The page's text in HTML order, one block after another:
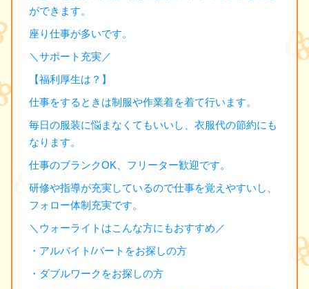
ができます。
座り仕事が多いです。
＼サポート充実／
【福利厚生は？】
仕事をするときは制服や作業着を着て行います。
毎日の服装に悩まなくてもいいし、衣服代の節約にも
なります。
仕事のブランクOK、フリーター歓迎です。
研修や指導が充実しているので仕事を覚えやすいし、
フォロー体制充実です。
＼ウォーライトはこんな方にもおすすめ／
・アルバイト/パートをお探しの方
・ダブルワークをお探しの方